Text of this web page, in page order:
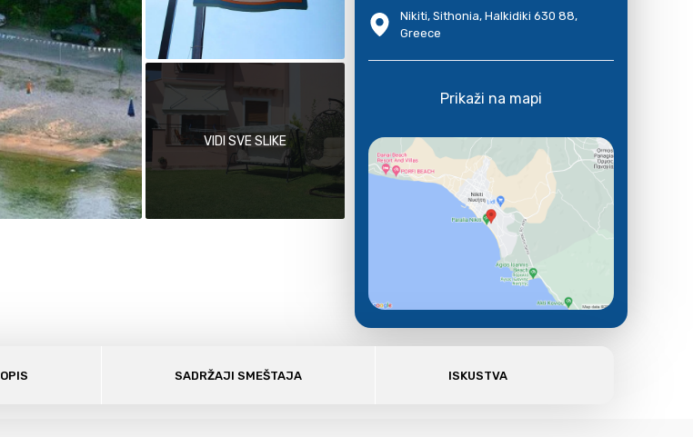
VIDI SVE SLIKE
Nikiti, Sithonia, Halkidiki 630 88,
Greece
Prikaži na mapi
OPIS SADRŽAJI SMEŠTAJA ISKUSTVA